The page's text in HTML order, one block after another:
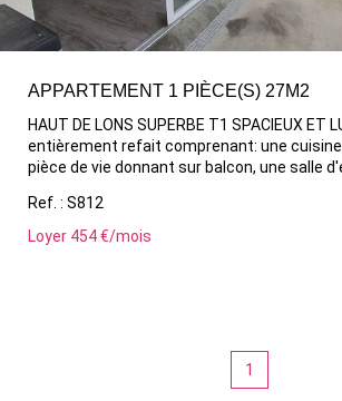
APPARTEMENT 1 PIÈCE(S) 27M2
HAUT DE LONS SUPERBE T1 SPACIEUX ET LUMINEUX
entièrement refait comprenant: une cuisine équipée , une
pièce de vie donnant sur balcon, une salle
Ref. : S812
Loyer 454 €/mois
1